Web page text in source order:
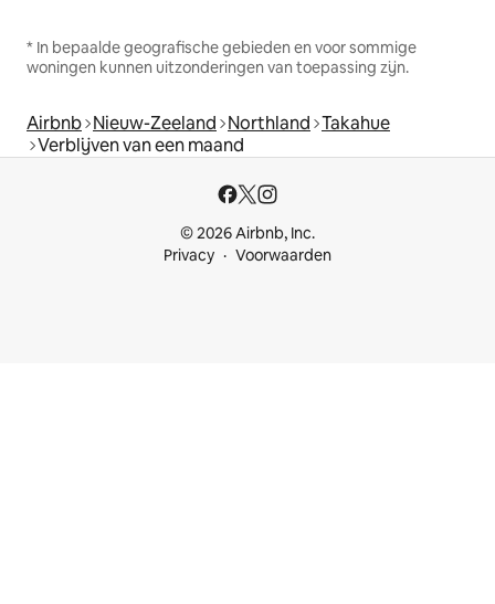
* In bepaalde geografische gebieden en voor sommige
woningen kunnen uitzonderingen van toepassing zijn.
Airbnb Nieuw-Zeeland Northland Takahue
Verblijven van een maand
© 2026 Airbnb, Inc.
Privacy
Voorwaarden